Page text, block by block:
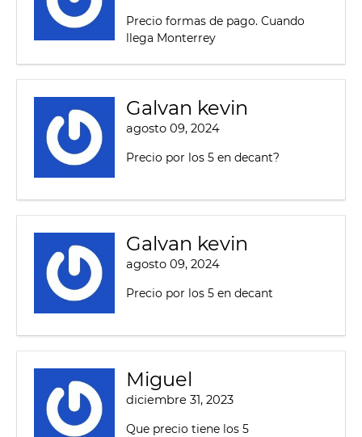
Precio formas de pago. Cuando
llega Monterrey
Galvan kevin
agosto 09, 2024
Precio por los 5 en decant?
Galvan kevin
agosto 09, 2024
Precio por los 5 en decant
Miguel
diciembre 31, 2023
Que precio tiene los 5